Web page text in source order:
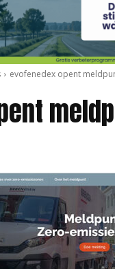
evofenedex opent